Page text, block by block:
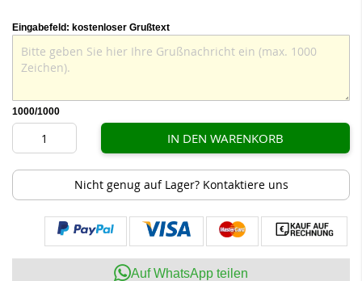
Eingabefeld: kostenloser Grußtext
1000/1000
IN DEN WARENKORB
Nicht genug auf Lager? Kontaktiere uns
Auf WhatsApp teilen